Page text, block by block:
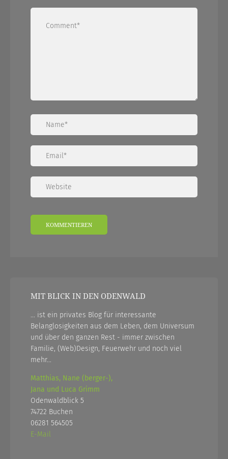
MIT BLICK IN DEN ODENWALD
... ist ein privates Blog für interessante
Belanglosigkeiten aus dem Leben, dem Universum
und über den ganzen Rest - immer zwischen
Familie, (Web)Design, Feuerwehr und noch viel
mehr...
Matthias, Nane (berger-),
Jana und Luca Grimm
Odenwaldblick 5
74722 Buchen
06281 564505
E-Mail